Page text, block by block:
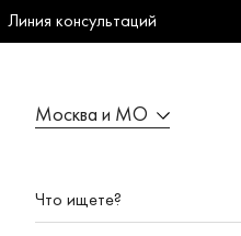
Линия консультаций
Москва и МО